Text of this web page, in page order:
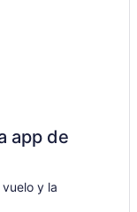
app de
y la